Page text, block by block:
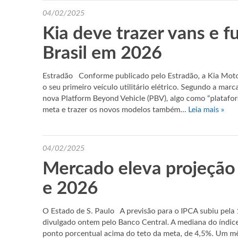
04/02/2025
Kia deve trazer vans e
Brasil em 2026
Estradão Conforme publicado pelo Estradão, a Kia
o seu primeiro veículo utilitário elétrico. Segundo a
nova Platform Beyond Vehicle (PBV), algo como
meta e trazer os novos modelos também… Leia mais »
04/02/2025
Mercado eleva
e 2026
O Estado de S. Paulo A previsão para o IPCA subiu
divulgado ontem pelo Banco Central. A mediana do
ponto porcentual acima do teto da meta, de 4,5%. Um